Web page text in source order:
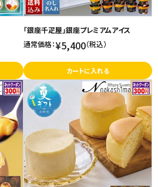
「銀座千疋屋」銀座プレミアムアイス
通常価格：¥5,400（税込）
カートに入れる